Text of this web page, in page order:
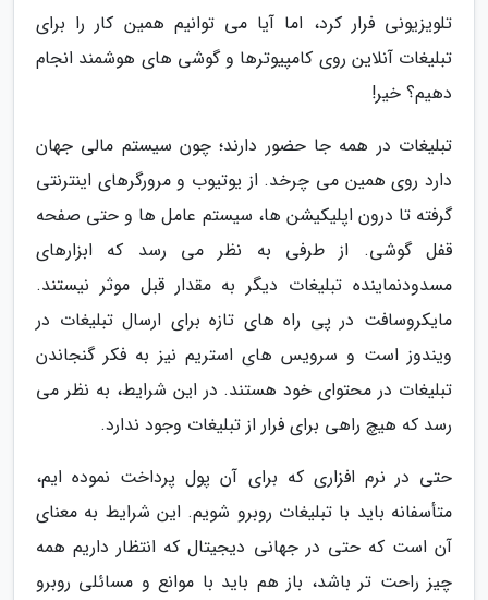
تلویزیونی فرار کرد، اما آیا می توانیم همین کار را برای
تبلیغات آنلاین روی کامپیوترها و گوشی های هوشمند انجام
دهیم؟ خیر!
تبلیغات در همه جا حضور دارند؛ چون سیستم مالی جهان
دارد روی همین می چرخد. از یوتیوب و مرورگرهای اینترنتی
گرفته تا درون اپلیکیشن ها، سیستم عامل ها و حتی صفحه
قفل گوشی. از طرفی به نظر می رسد که ابزارهای
مسدودنماینده تبلیغات دیگر به مقدار قبل موثر نیستند.
مایکروسافت در پی راه های تازه برای ارسال تبلیغات در
ویندوز است و سرویس های استریم نیز به فکر گنجاندن
تبلیغات در محتوای خود هستند. در این شرایط، به نظر می
رسد که هیچ راهی برای فرار از تبلیغات وجود ندارد.
حتی در نرم افزاری که برای آن پول پرداخت نموده ایم،
متأسفانه باید با تبلیغات روبرو شویم. این شرایط به معنای
آن است که حتی در جهانی دیجیتال که انتظار داریم همه
چیز راحت تر باشد، باز هم باید با موانع و مسائلی روبرو